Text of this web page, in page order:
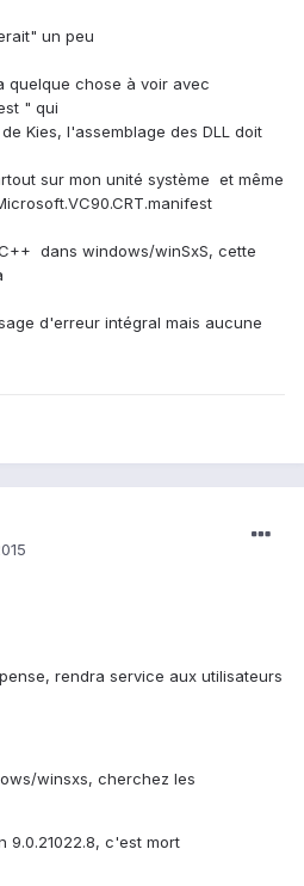
un peu
quelque chose à voir avec
" qui
Kies, l'assemblage des DLL doit
sur mon unité système et même
dans windows/winSxS, cette
d'erreur intégral mais aucune
rendra service aux utilisateurs
winsxs, cherchez les
9.0.21022.8, c'est mort